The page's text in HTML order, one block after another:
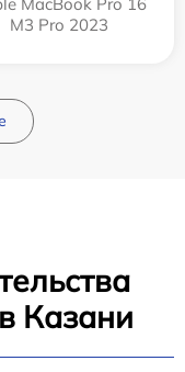
MacBook Pro 16
M3 Pro 2023
Казани